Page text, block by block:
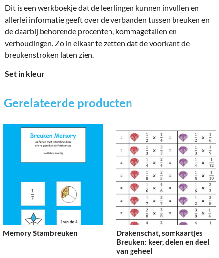
Dit is een werkboekje dat de leerlingen kunnen invullen en
allerlei informatie geeft over de verbanden tussen breuken en
de daarbij behorende procenten, kommagetallen en
verhoudingen. Zo in elkaar te zetten dat de voorkant de
breukenstroken laten zien.
Set in kleur
Gerelateerde producten
Memory Stambreuken
Drakenschat, somkaartjes
Breuken: keer, delen en deel
van geheel